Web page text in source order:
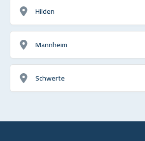
Hilden
Mannheim
Schwerte